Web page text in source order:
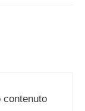
contenuto